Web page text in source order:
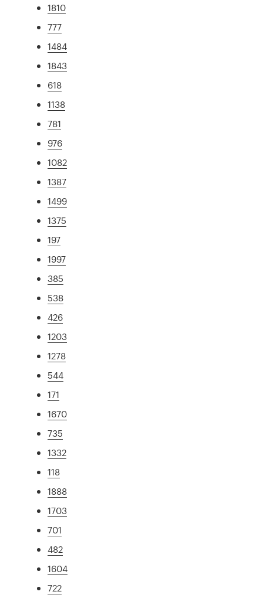
1810
777
1484
1843
618
1138
781
976
1082
1387
1499
1375
197
1997
385
538
426
1203
1278
544
171
1670
735
1332
118
1888
1703
701
482
1604
722